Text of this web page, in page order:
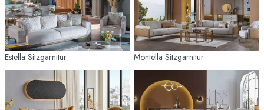
Estella Sitzgarnitur Montella Sitzgarnitur